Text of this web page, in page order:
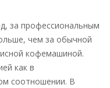
комплекса
цена для любой
руб.
за профессиональным
чем за обычной
кофемашиной.
как в
соотношении. В